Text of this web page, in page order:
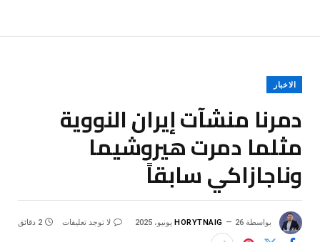
الاخبار
دمرنا منشآت إيران النووية
مثلما دمرت هيروشيما
وناجازاكي سابقاً
بواسطة HORYTNAIG 26 يونيو، 2025 لا توجد تعليقات 2 دقائق